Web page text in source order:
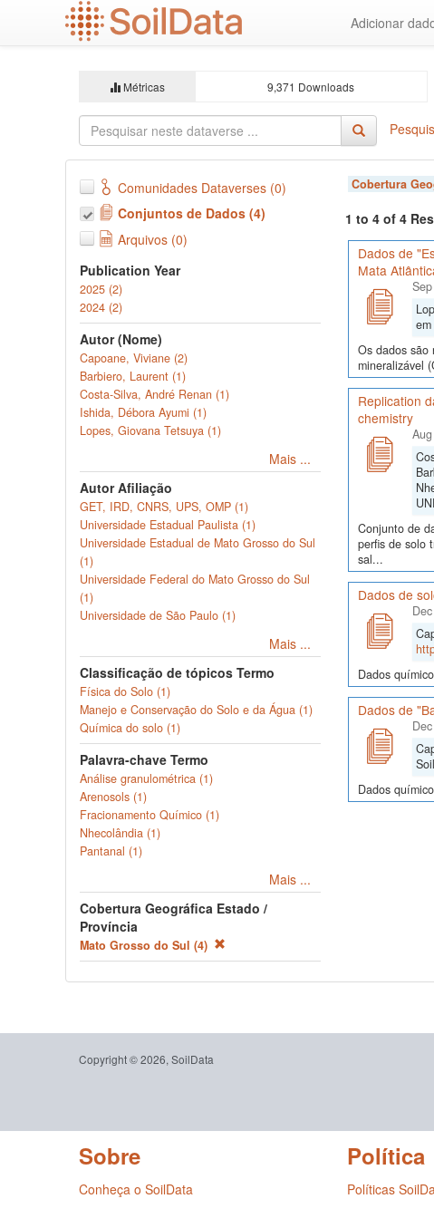
Adicionar
Métricas 9,371 Downloads
Comunidades Dataverses (0)
Conjuntos de Dados (4)
Arquivos (0)
Publication Year
2025 (2)
2024 (2)
Autor (Nome)
Capoane, Viviane (2)
Barbiero, Laurent (1)
Costa-Silva, André Renan (1)
Ishida, Débora Ayumi (1)
Lopes, Giovana Tetsuya (1)
Mais ...
Autor Afiliação
GET, IRD, CNRS, UPS, OMP (1)
Universidade Estadual Paulista (1)
Universidade Estadual de Mato Grosso do Sul
(1)
Universidade Federal do Mato Grosso do Sul
(1)
Universidade de São Paulo (1)
Mais ...
Classificação de tópicos Termo
Física do Solo (1)
Manejo e Conservação do Solo e da Água (1)
Química do solo (1)
Palavra-chave Termo
Análise granulométrica (1)
Arenosols (1)
Fracionamento Químico (1)
Nhecolândia (1)
Pantanal (1)
Mais ...
Cobertura Geográfica Estado /
Província
Mato Grosso do Sul (4)
Cobertura
1 to 4 of 4
Dados de
Mata
Os dados são
mineralizável
Replication
chemistry
Conjunto de
perfis de solo
sal...
Dados de
Dados
Dados de
Dados
Copyright © 2026, SoilData
Sobre
Conheça o SoilData
Política
Políticas